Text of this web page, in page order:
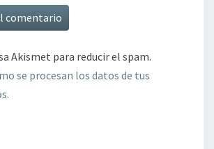
Akismet para reducir el spam.
se procesan los datos de tus